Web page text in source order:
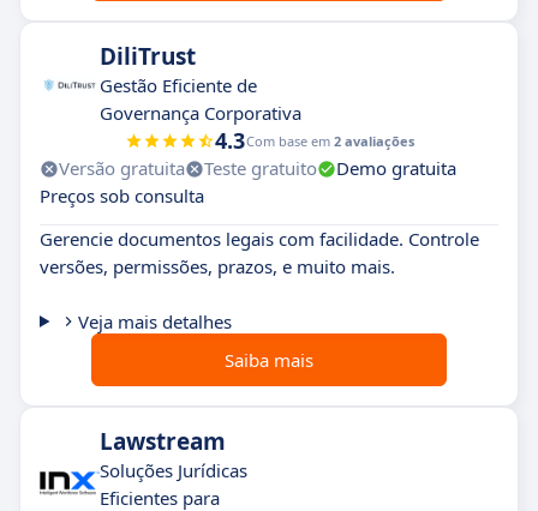
DiliTrust
Gestão Eficiente de
Governança Corporativa
4.3Com base em 2 avaliações
Versão gratuita Teste gratuito
Demo gratuita
Preços sob consulta
Gerencie documentos legais com facilidade. Controle
versões, permissões, prazos, e muito mais.
Veja mais detalhes
Saiba mais
Lawstream
Soluções Jurídicas
Eficientes para